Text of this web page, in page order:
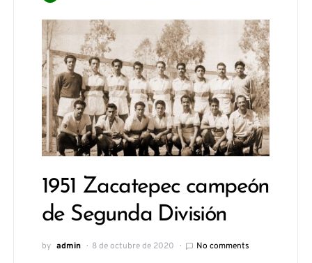
1951 Zacatepec campeón
de Segunda División
by admin 8 de octubre de 2020 No comments